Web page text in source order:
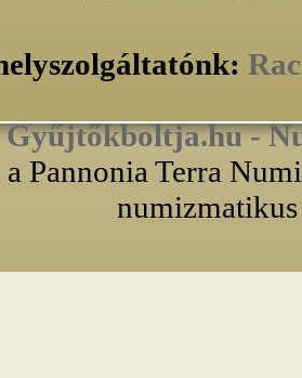
Gyűjtőkboltja.hu -
Pannonia Terra
numizmatikus